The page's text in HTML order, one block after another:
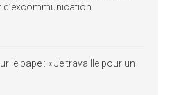
d’excommunication
le pape : « Je travaille pour un